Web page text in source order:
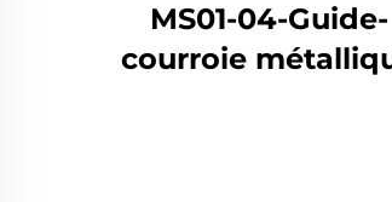
MS01-04-Guide-
courroie